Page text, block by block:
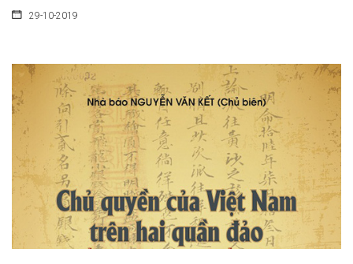
29-10-2019